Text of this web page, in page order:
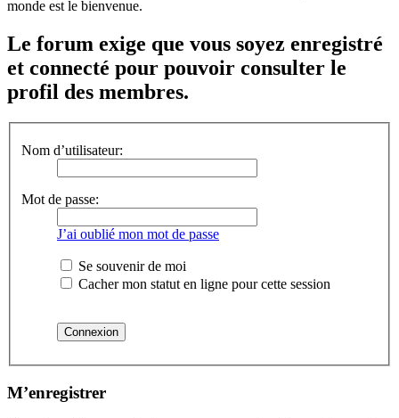
monde est le bienvenue.
Le forum exige que vous soyez enregistré
et connecté pour pouvoir consulter le
profil des membres.
Nom d’utilisateur:
Mot de passe:
J’ai oublié mon mot de passe
Se souvenir de moi
Cacher mon statut en ligne pour cette session
M’enregistrer